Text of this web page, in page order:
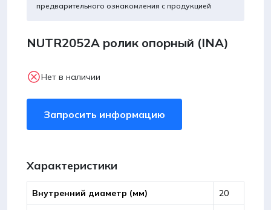
предварительного ознакомления с продукцией
NUTR2052А ролик опорный (INA)
Нет в наличии
Запросить информацию
Характеристики
Внутренний диаметр (мм) 20